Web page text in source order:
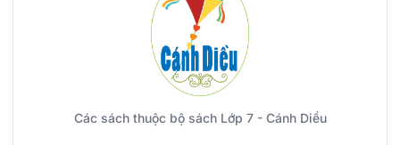
Các sách thuộc bộ sách Lớp 7 - Cánh Diều